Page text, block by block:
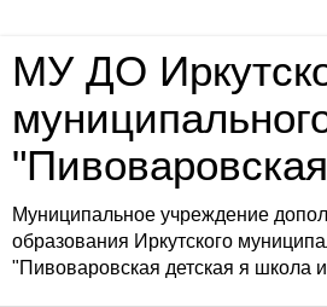
МУ ДО
Муниципальное учреждение
образования Иркутского
"Пивоваровская детская я школа